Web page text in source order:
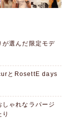
が選んだ限定モデ
とRosettE days
ゃれなラパージ